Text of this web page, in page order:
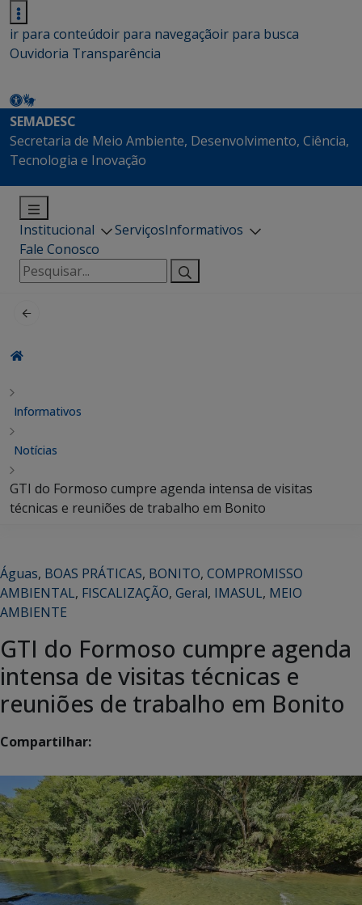
ir para conteúdoir para navegaçãoir para busca
Ouvidoria Transparência
SEMADESC
Secretaria de Meio Ambiente, Desenvolvimento, Ciência,
Tecnologia e Inovação
Institucional ServiçosInformativos
Fale Conosco
Pesquisar
por:
Informativos
Notícias
GTI do Formoso cumpre agenda intensa de visitas
técnicas e reuniões de trabalho em Bonito
Águas, BOAS PRÁTICAS, BONITO, COMPROMISSO
AMBIENTAL, FISCALIZAÇÃO, Geral, IMASUL, MEIO
AMBIENTE
GTI do Formoso cumpre agenda
intensa de visitas técnicas e
reuniões de trabalho em Bonito
Compartilhar: